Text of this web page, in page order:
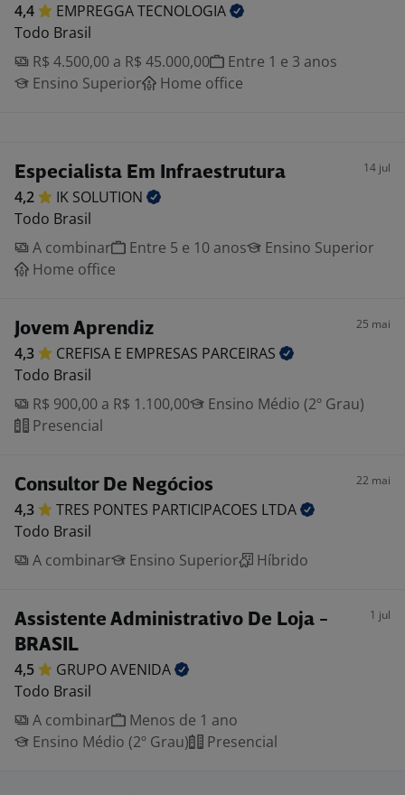
4,4 EMPREGGATECNOLOGIA
Todo Brasil
R$ 4.500,00 a R$ 45.000,00
Entre 1 e 3 anos
Ensino Superior
Home office
Especialista Em Infraestrutura 14 jul
4,2 IK SOLUTION
Todo Brasil
A combinar
Entre 5 e 10 anos
Ensino Superior
Home office
Jovem Aprendiz 25 mai
4,3 CREFISA E EMPRESAS PARCEIRAS
Todo Brasil
R$ 900,00 a R$ 1.100,00
Ensino Médio (2º Grau)
Presencial
Consultor De Negócios 22 mai
4,3 TRES PONTES PARTICIPACOES LTDA
Todo Brasil
A combinar
Ensino Superior Híbrido
Assistente Administrativo De Loja -
BRASIL
1 jul
4,5 GRUPOAVENIDA
Todo Brasil
A combinar
Menos de 1 ano
Ensino Médio (2º Grau)
Presencial